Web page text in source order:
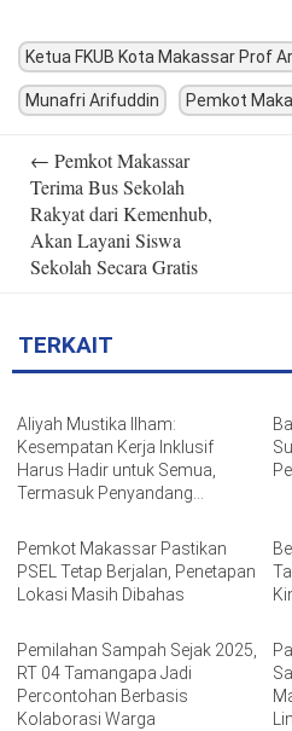
Ketua FKUB Kota Makassar Prof
Munafri Arifuddin Pemkot
navigation
← Pemkot Makassar
Terima Bus Sekolah
Rakyat dari Kemenhub,
Akan Layani Siswa
Sekolah Secara Gratis
TERKAIT
Aliyah Mustika Ilham:
Kesempatan Kerja Inklusif
Harus Hadir untuk Semua,
Termasuk Penyandang
Pemkot Makassar Pastikan
PSEL Tetap Berjalan, Penetapan
Lokasi Masih Dibahas
Pemilahan Sampah Sejak 2025,
RT 04 Tamangapa Jadi
Percontohan Berbasis
Kolaborasi Warga